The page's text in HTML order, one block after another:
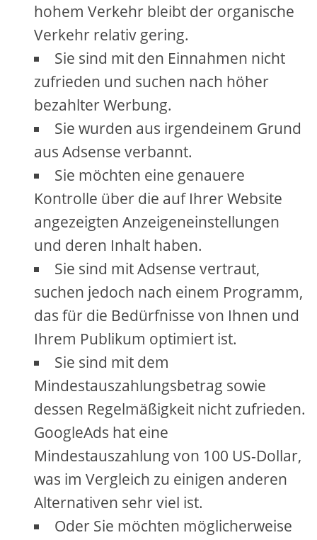
hohem Verkehr bleibt der organische
Verkehr relativ gering.
Sie sind mit den Einnahmen nicht
zufrieden und suchen nach höher
bezahlter Werbung.
Sie wurden aus irgendeinem Grund
aus Adsense verbannt.
Sie möchten eine genauere
Kontrolle über die auf Ihrer Website
angezeigten Anzeigeneinstellungen
und deren Inhalt haben.
Sie sind mit Adsense vertraut,
suchen jedoch nach einem Programm,
das für die Bedürfnisse von Ihnen und
Ihrem Publikum optimiert ist.
Sie sind mit dem
Mindestauszahlungsbetrag sowie
dessen Regelmäßigkeit nicht zufrieden.
GoogleAds hat eine
Mindestauszahlung von 100 US-Dollar,
was im Vergleich zu einigen anderen
Alternativen sehr viel ist.
Oder Sie möchten möglicherweise